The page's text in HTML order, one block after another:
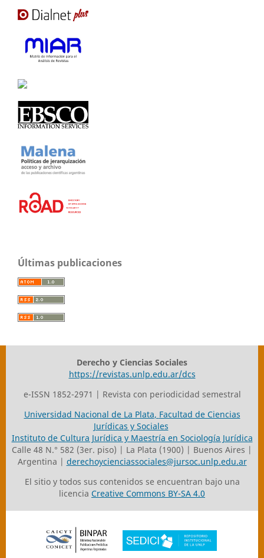
Últimas publicaciones
Derecho y Ciencias Sociales
https://revistas.unlp.edu.ar/dcs
e-ISSN 1852-2971 | Revista con periodicidad semestral
Universidad Nacional de La Plata, Facultad de Ciencias
Jurídicas y Sociales
Instituto de Cultura Jurídica y Maestría en Sociología Jurídica
Calle 48 N.° 582 (3er. piso) | La Plata (1900) | Buenos Aires |
Argentina | derechoycienciassociales@jursoc.unlp.edu.ar
El sitio y todos sus contenidos se encuentran bajo una
licencia Creative Commons BY-SA 4.0